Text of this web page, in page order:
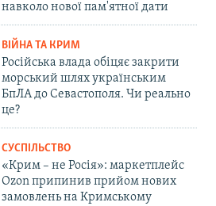
навколо нової пам'ятної дати
ВІЙНА ТА КРИМ
Російська влада обіцяє закрити
морський шлях українським
БпЛА до Севастополя. Чи реально
це?
СУСПІЛЬСТВО
«Крим – не Росія»: маркетплейс
Ozon припинив прийом нових
замовлень на Кримському